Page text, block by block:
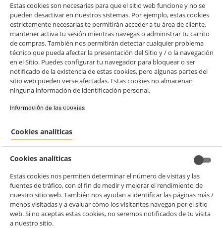
Estas cookies son necesarias para que el sitio web funcione y no se
pueden desactivar en nuestros sistemas. Por ejemplo, estas cookies
estrictamente necesarias te permitirán acceder a tu área de cliente,
mantener activa tu sesión mientras navegas o administrar tu carrito
de compras. También nos permitirán detectar cualquier problema
técnico que pueda afectar la presentación del Sitio y / o la navegación
en el Sitio. Puedes configurar tu navegador para bloquear o ser
notificado de la existencia de estas cookies, pero algunas partes del
sitio web pueden verse afectadas. Estas cookies no almacenan
ninguna información de identificación personal.
Información de las cookies‎
Cookies analíticas
Cookies analíticas
Estas cookies nos permiten determinar el número de visitas y las
fuentes de tráfico, con el fin de medir y mejorar el rendimiento de
nuestro sitio web. También nos ayudan a identificar las páginas más /
menos visitadas y a evaluar cómo los visitantes navegan por el sitio
web. Si no aceptas estas cookies, no seremos notificados de tu visita
a nuestro sitio.